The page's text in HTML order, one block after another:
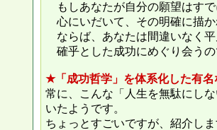
もしあなたが自分の願望はす
心にいだいて、その明確に描
ならば、あなたは間違いなく
確乎とした成功にめぐり会う
★「成功哲学」を体系化した有
常に、こんな「人生を無駄にし
いたようです。
ちょっとすごいですが、紹介し